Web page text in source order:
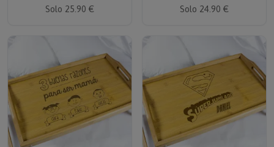
Solo 25.90 €
Solo 24.90 €